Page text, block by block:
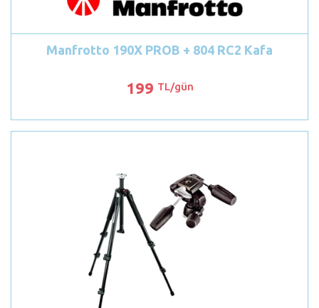
Manfrotto 190X PROB + 804 RC2 Kafa
199 TL/gün